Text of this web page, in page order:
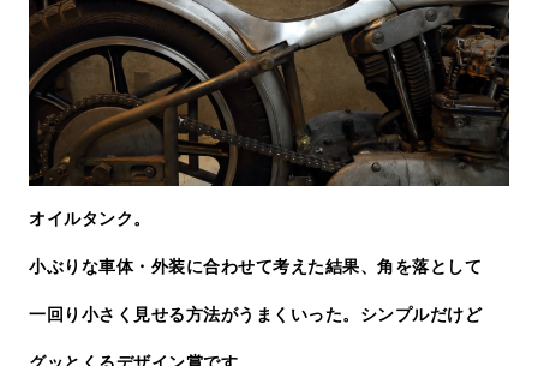
オイルタンク。
小ぶりな車体・外装に合わせて考えた結果、角を落として
一回り小さく見せる方法がうまくいった。シンプルだけど
グッとくるデザイン賞です。